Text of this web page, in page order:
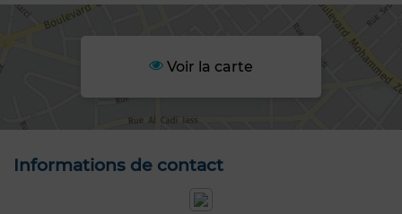
Voir la carte
Informations de contact